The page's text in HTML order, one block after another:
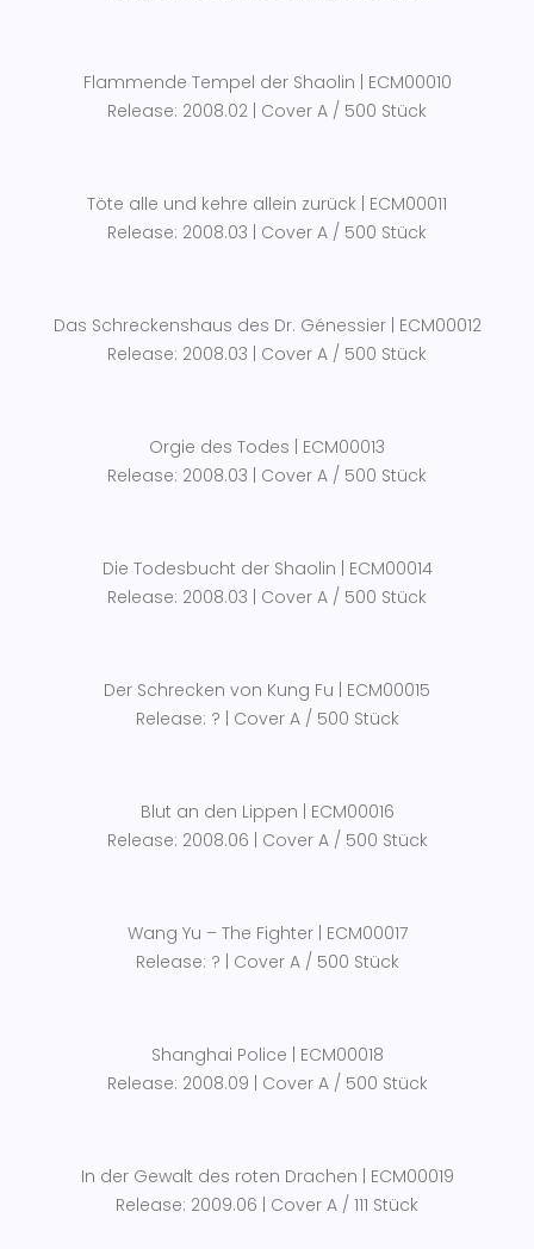
Flammende Tempel der Shaolin | ECM00010
Release: 2008.02 | Cover A / 500 Stück
Töte alle und kehre allein zurück | ECM00011
Release: 2008.03 | Cover A / 500 Stück
Das Schreckenshaus des Dr. Génessier | ECM00012
Release: 2008.03 | Cover A / 500 Stück
Orgie des Todes | ECM00013
Release: 2008.03 | Cover A / 500 Stück
Die Todesbucht der Shaolin | ECM00014
Release: 2008.03 | Cover A / 500 Stück
Der Schrecken von Kung Fu | ECM00015
Release: ? | Cover A / 500 Stück
Blut an den Lippen | ECM00016
Release: 2008.06 | Cover A / 500 Stück
Wang Yu – The Fighter | ECM00017
Release: ? | Cover A / 500 Stück
Shanghai Police | ECM00018
Release: 2008.09 | Cover A / 500 Stück
In der Gewalt des roten Drachen | ECM00019
Release: 2009.06 | Cover A / 111 Stück